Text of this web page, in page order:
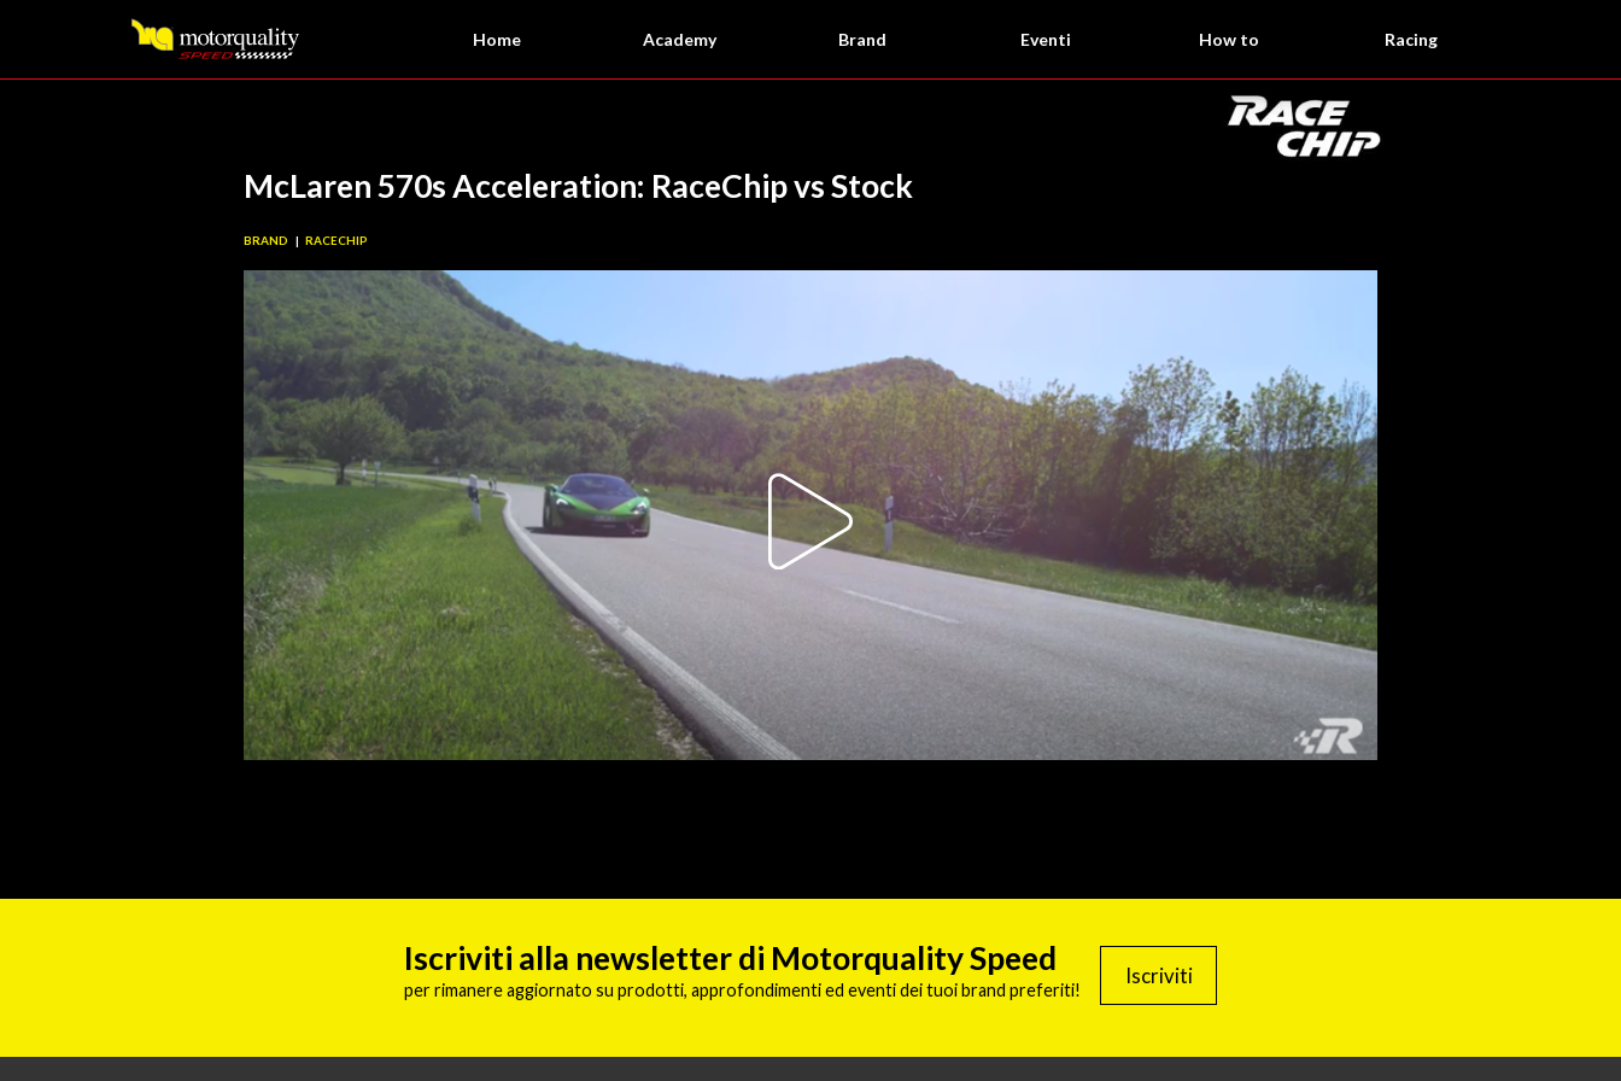
Home Academy Brand Eventi How to Racing
McLaren 570s Acceleration: RaceChip vs Stock
BRAND RACECHIP
Iscriviti alla newsletter di Motorquality Speed
per rimanere aggiornato su prodotti, approfondimenti ed eventi dei tuoi brand preferiti!
Iscriviti